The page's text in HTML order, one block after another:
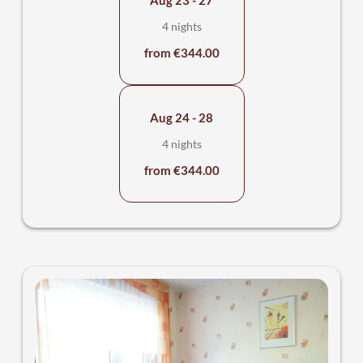
Dusche, ein Waschbecken mit großem Spiegel,
Kosmetikspiegel und Fön, sowie ein WC.
Alle Preis incl. der All-Inclusiv Karte "MeineCardPlus"
4 nights
from €344.00
Aug 24 - 28
4 nights
from €344.00